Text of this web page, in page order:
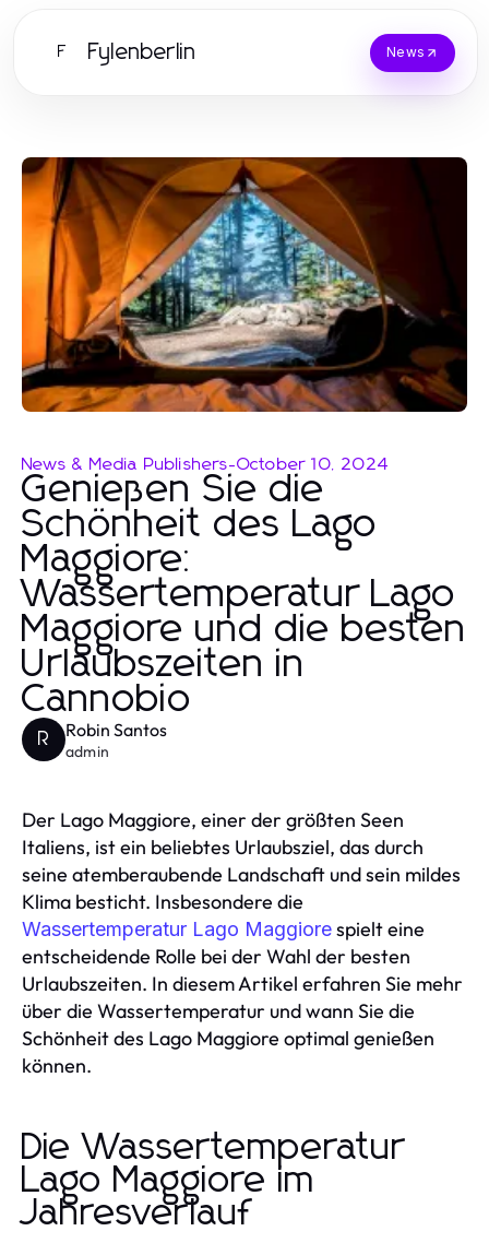
F Fylenberlin News
News & Media Publishers-October 10, 2024
Genießen Sie die
Schönheit des Lago
Maggiore:
Wassertemperatur Lago
Maggiore und die besten
Urlaubszeiten in
Cannobio
R Robin Santos
admin
Der Lago Maggiore, einer der größten Seen
Italiens, ist ein beliebtes Urlaubsziel, das durch
seine atemberaubende Landschaft und sein mildes
Klima besticht. Insbesondere die
Wassertemperatur Lago Maggiorespielt eine
entscheidende Rolle bei der Wahl der besten
Urlaubszeiten. In diesem Artikel erfahren Sie mehr
über die Wassertemperatur und wann Sie die
Schönheit des Lago Maggiore optimal genießen
können.
Die Wassertemperatur
Lago Maggiore im
Jahresverlauf